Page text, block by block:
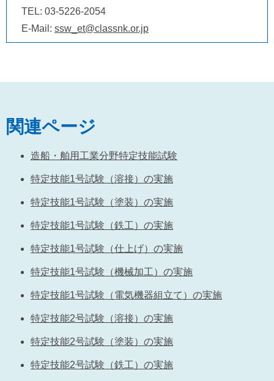
TEL: 03-5226-2054
E-Mail: ssw_et@classnk.or.jp
関連ページ
造船・舶用工業分野特定技能試験
特定技能1号試験（溶接）の実施
特定技能1号試験（塗装）の実施
特定技能1号試験（鉄工）の実施
特定技能1号試験（仕上げ）の実施
特定技能1号試験（機械加工）の実施
特定技能1号試験（電気機器組立て）の実施
特定技能2号試験（溶接）の実施
特定技能2号試験（塗装）の実施
特定技能2号試験（鉄工）の実施